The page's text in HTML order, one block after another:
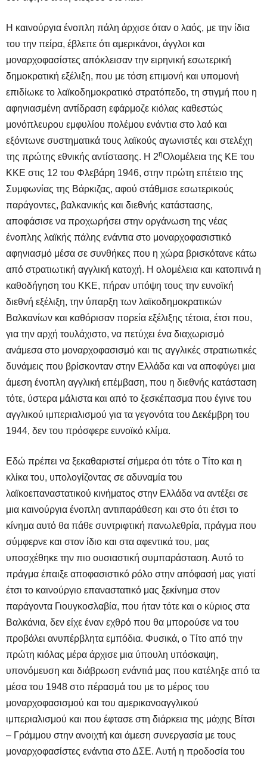
Η καινούργια ένοπλη πάλη άρχισε όταν ο λαός, με την ίδια
του την πείρα, έβλεπε ότι αμερικάνοι, άγγλοι και
μοναρχοφασίστες απόκλεισαν την ειρηνική εσωτερική
δημοκρατική εξέλιξη, που με τόση επιμονή και υπομονή
επιδίωκε το λαϊκοδημοκρατικό στρατόπεδο, τη στιγμή που η
αφηνιασμένη αντίδραση εφάρμοζε κιόλας καθεστώς
μονόπλευρου εμφυλίου πολέμου ενάντια στο λαό και
εξόντωνε συστηματικά τους λαϊκούς αγωνιστές και στελέχη
της πρώτης εθνικής αντίστασης. Η 2ηΟλομέλεια της ΚΕ του
ΚΚΕ στις 12 του Φλεβάρη 1946, στην πρώτη επέτειο της
Συμφωνίας της Βάρκιζας, αφού στάθμισε εσωτερικούς
παράγοντες, βαλκανικής και διεθνής κατάστασης,
αποφάσισε να προχωρήσει στην οργάνωση της νέας
ένοπλης λαϊκής πάλης ενάντια στο μοναρχοφασιστικό
αφηνιασμό μέσα σε συνθήκες που η χώρα βρισκότανε κάτω
από στρατιωτική αγγλική κατοχή. Η ολομέλεια και κατοπινά η
καθοδήγηση του ΚΚΕ, πήραν υπόψη τους την ευνοϊκή
διεθνή εξέλιξη, την ύπαρξη των λαϊκοδημοκρατικών
Βαλκανίων και καθόρισαν πορεία εξέλιξης τέτοια, έτσι που,
για την αρχή τουλάχιστο, να πετύχει ένα διαχωρισμό
ανάμεσα στο μοναρχοφασισμό και τις αγγλικές στρατιωτικές
δυνάμεις που βρίσκονταν στην Ελλάδα και να αποφύγει μια
άμεση ένοπλη αγγλική επέμβαση, που η διεθνής κατάσταση
τότε, ύστερα μάλιστα και από το ξεσκέπασμα που έγινε του
αγγλικού ιμπεριαλισμού για τα γεγονότα του Δεκέμβρη του
1944, δεν του πρόσφερε ευνοϊκό κλίμα.
Εδώ πρέπει να ξεκαθαριστεί σήμερα ότι τότε ο Τίτο και η
κλίκα του, υπολογίζοντας σε αδυναμία του
λαϊκοεπαναστατικού κινήματος στην Ελλάδα να αντέξει σε
μια καινούργια ένοπλη αντιπαράθεση και στο ότι έτσι το
κίνημα αυτό θα πάθε συντριφτική πανωλεθρία, πράγμα που
σύμφερνε και στον ίδιο και στα αφεντικά του, μας
υποσχέθηκε την πιο ουσιαστική συμπαράσταση. Αυτό το
πράγμα έπαιξε αποφασιστικό ρόλο στην απόφασή μας γιατί
έτσι το καινούργιο επαναστατικό μας ξεκίνημα στον
παράγοντα Γιουγκοσλαβία, που ήταν τότε και ο κύριος στα
Βαλκάνια, δεν είχε έναν εχθρό που θα μπορούσε να του
προβάλει ανυπέρβλητα εμπόδια. Φυσικά, ο Τίτο από την
πρώτη κιόλας μέρα άρχισε μια ύπουλη υπόσκαψη,
υπονόμευση και διάβρωση ενάντιά μας που κατέληξε από τα
μέσα του 1948 στο πέρασμά του με το μέρος του
μοναρχοφασισμού και του αμερικανοαγγλικού
ιμπεριαλισμού και που έφτασε στη διάρκεια της μάχης Βίτσι
– Γράμμου στην ανοιχτή και άμεση συνεργασία με τους
μοναρχοφασίστες ενάντια στο ΔΣΕ. Αυτή η προδοσία του